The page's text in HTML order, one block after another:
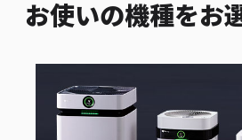
お使いの機種をお